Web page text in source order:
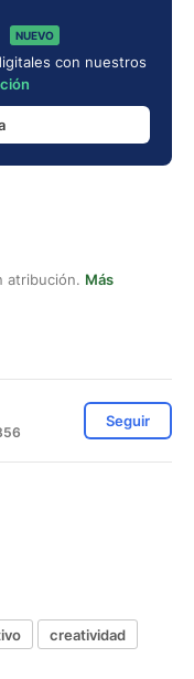
NUEVO
con nuestros
atribución. Más
Seguir
creatividad